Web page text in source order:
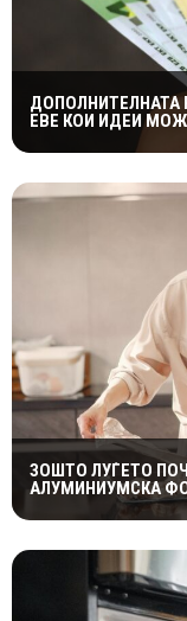
ДОПОЛНИТЕЛНАТА
ЕВЕ КОИ ИДЕИ
ЗОШТО ЛУЃЕТО
АЛУМИНИУМСКА
ТРИКОТ